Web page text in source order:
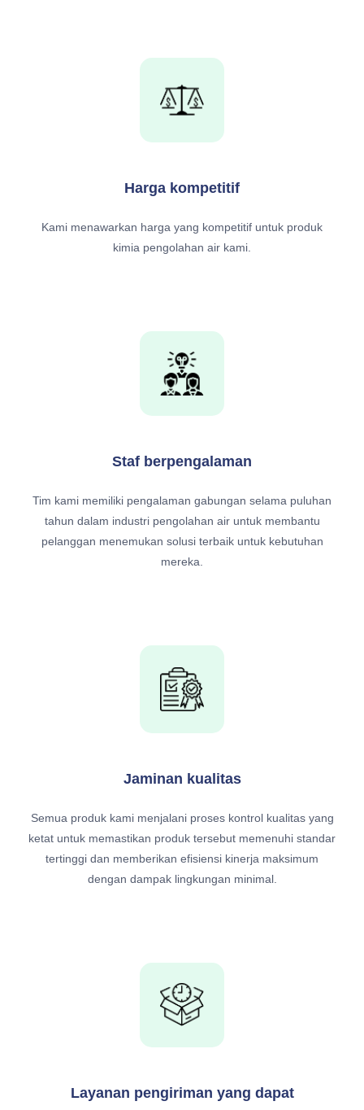
Harga kompetitif
Kami menawarkan harga yang kompetitif untuk produk
kimia pengolahan air kami.
Staf berpengalaman
Tim kami memiliki pengalaman gabungan selama puluhan
tahun dalam industri pengolahan air untuk membantu
pelanggan menemukan solusi terbaik untuk kebutuhan
mereka.
Jaminan kualitas
Semua produk kami menjalani proses kontrol kualitas yang
ketat untuk memastikan produk tersebut memenuhi standar
tertinggi dan memberikan efisiensi kinerja maksimum
dengan dampak lingkungan minimal.
Layanan pengiriman yang dapat